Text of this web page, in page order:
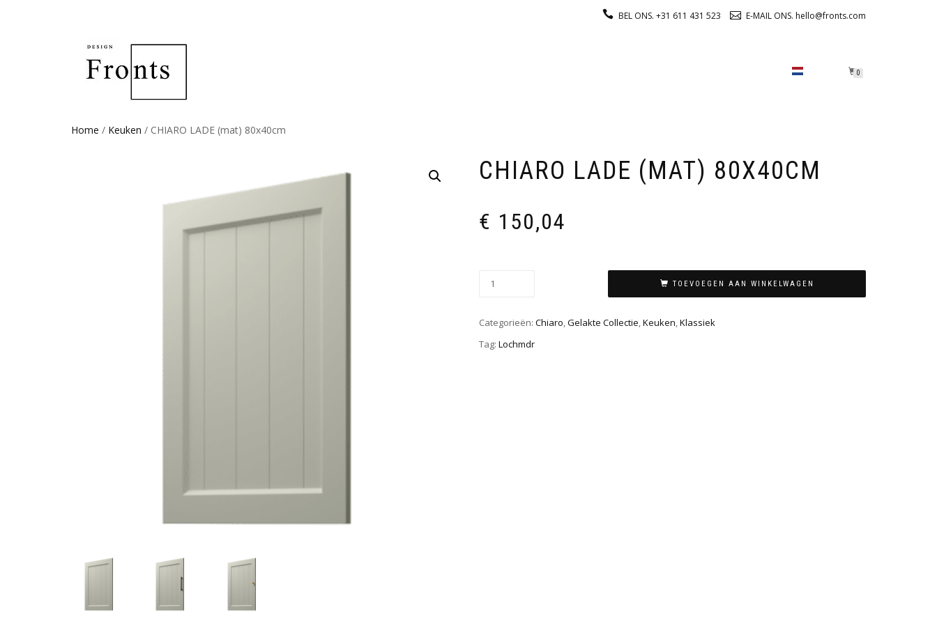
BEL ONS. +31 611 431 523 E-MAIL ONS. hello@fronts.com
0
Home / Keuken / CHIARO LADE (mat) 80x40cm
CHIARO LADE (MAT) 80X40CM
€ 150,04
TOEVOEGEN AAN WINKELWAGEN
Categorieën: Chiaro,Gelakte Collectie,Keuken,Klassiek
Tag: Lochmdr